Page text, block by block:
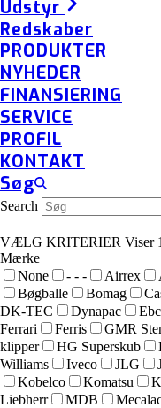
Udstyr
Redskaber
PRODUKTER
NYHEDER
FINANSIERING
SERVICE
PROFIL
KONTAKT
Søg
Search
VÆLG KRITERIER Viser
Mærke
None
- - - Airrex
Bøgballe
Bomag
DK-TEC
Dynapac
Ferrari
Ferris GMR
klipper
HG Superskub
Williams
Iveco JLG
Kobelco
Komatsu
Liebherr
MDB